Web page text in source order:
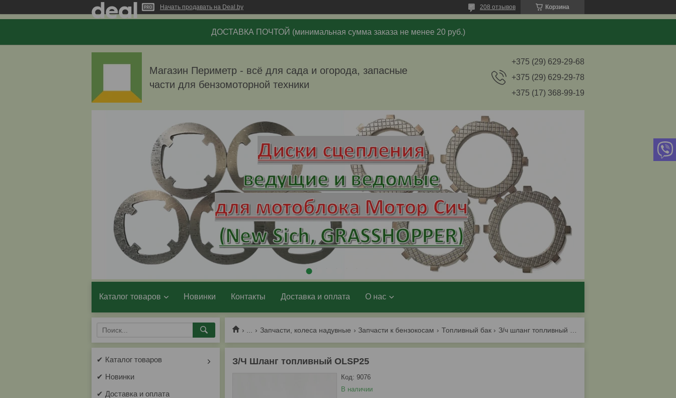
Начать продавать на Deal.by Корзина
208 отзывов
ДОСТАВКА ПОЧТОЙ (минимальная сумма заказа не менее 20 руб.)
Магазин Периметр - всё для сада и огорода, запасные
части для бензомоторной техники
+375 (29) 629-29-68
+375 (29) 629-29-78
+375 (17) 368-99-19
Каталог товаров Новинки Контакты Доставка и оплата О нас
Запчасти, колеса надувные Запчасти к бензокосам Топливный бак
З/Ч Шланг топливный OLSP25
В наличии
Код: 9076
✔ Каталог товаров
✔ Новинки
✔ Доставка и оплата